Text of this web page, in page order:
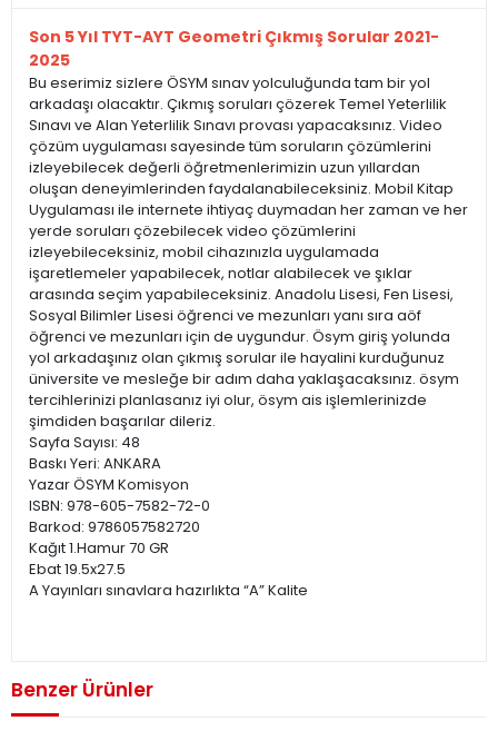
Son 5 Yıl TYT-AYT Geometri Çıkmış Sorular 2021-
2025
Bu eserimiz sizlere ÖSYM sınav yolculuğunda tam bir yol
arkadaşı olacaktır. Çıkmış soruları çözerek Temel Yeterlilik
Sınavı ve Alan Yeterlilik Sınavı provası yapacaksınız. Video
çözüm uygulaması sayesinde tüm soruların çözümlerini
izleyebilecek değerli öğretmenlerimizin uzun yıllardan
oluşan deneyimlerinden faydalanabileceksiniz. Mobil Kitap
Uygulaması ile internete ihtiyaç duymadan her zaman ve her
yerde soruları çözebilecek video çözümlerini
izleyebileceksiniz, mobil cihazınızla uygulamada
işaretlemeler yapabilecek, notlar alabilecek ve şıklar
arasında seçim yapabileceksiniz. Anadolu Lisesi, Fen Lisesi,
Sosyal Bilimler Lisesi öğrenci ve mezunları yanı sıra aöf
öğrenci ve mezunları için de uygundur. Ösym giriş yolunda
yol arkadaşınız olan çıkmış sorular ile hayalini kurduğunuz
üniversite ve mesleğe bir adım daha yaklaşacaksınız. ösym
tercihlerinizi planlasanız iyi olur, ösym ais işlemlerinizde
şimdiden başarılar dileriz.
Sayfa Sayısı: 48
Baskı Yeri: ANKARA
Yazar ÖSYM Komisyon
ISBN: 978-605-7582-72-0
Barkod: 9786057582720
Kağıt 1.Hamur 70 GR
Ebat 19.5x27.5
A Yayınları sınavlara hazırlıkta “A” Kalite
Benzer Ürünler